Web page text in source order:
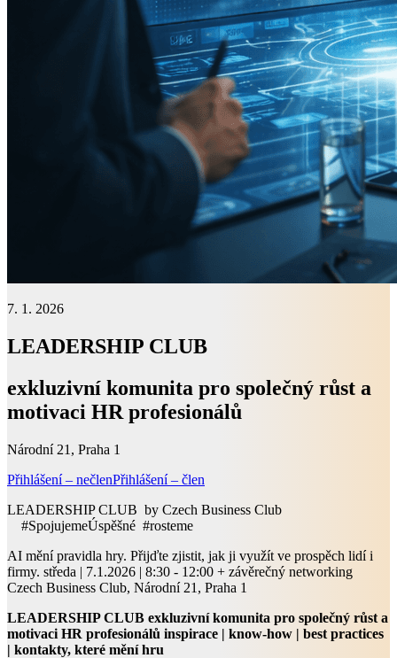
7. 1. 2026
LEADERSHIP CLUB
exkluzivní komunita pro společný růst a
motivaci HR profesionálů
Národní 21, Praha 1
Přihlášení – nečlenPřihlášení – člen
LEADERSHIP CLUB by Czech Business Club
#SpojujemeÚspěšné #rosteme
AI mění pravidla hry. Přijďte zjistit, jak ji využít ve prospěch lidí i
firmy. středa | 7.1.2026 | 8:30 - 12:00 + závěrečný networking
Czech Business Club, Národní 21, Praha 1
LEADERSHIP CLUB exkluzivní komunita pro společný růst a
motivaci HR profesionálů inspirace | know-how | best practices
| kontakty, které mění hru